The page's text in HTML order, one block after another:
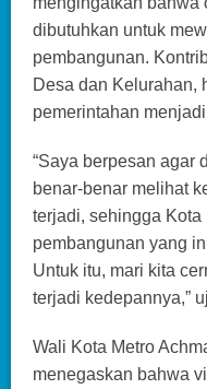
dibutuhkan untuk
pembangunan.
Desa dan Kelurahan,
pemerintahan
“Saya berpesan agar
benar-benar melihat
terjadi, sehingga Kota
pembangunan yang
Untuk itu, mari kita
terjadi kedepannya,”
Wali Kota Metro
menegaskan bahwa